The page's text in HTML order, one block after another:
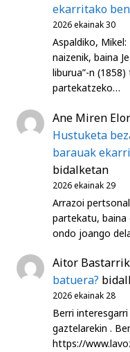
ekarritako
2026 ekainak 30
Aspaldiko,
naizenik, baina
liburua”-n
partekatzeko…
Ane Miren
Hustuketa
barauak
bidalketan
2026 ekainak 29
Arrazoi
partekatu, baina
ondo joango
Aitor
batuera?
2026 ekainak 28
Berri
gaztelarekin .
https://